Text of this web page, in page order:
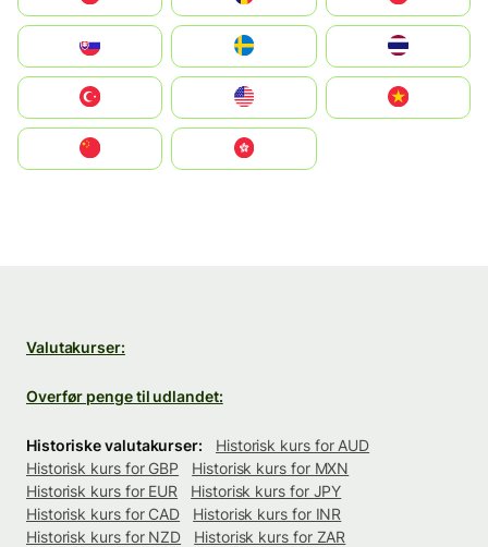
United States
中國香港特別行政區
Valutakurser:
Overfør penge til udlandet:
Historiske valutakurser:
Historisk kurs for AUD
Historisk kurs for GBP
Historisk kurs for MXN
Historisk kurs for EUR
Historisk kurs for JPY
Historisk kurs for CAD
Historisk kurs for INR
Historisk kurs for NZD
Historisk kurs for ZAR